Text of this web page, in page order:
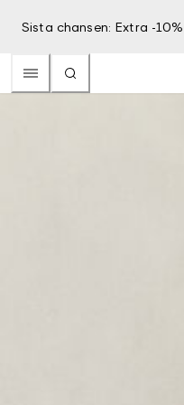
Sista chansen: Extra -